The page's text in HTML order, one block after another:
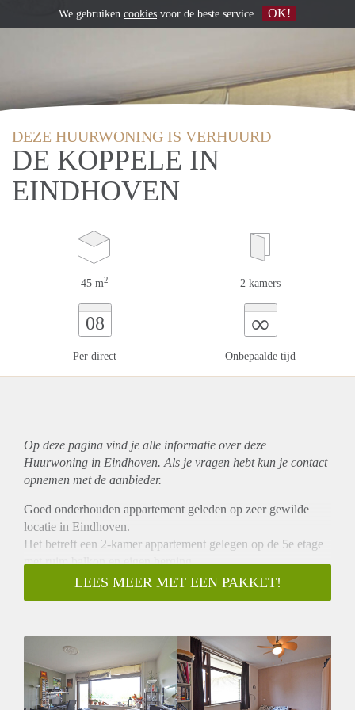
DEZE HUURWONING IS VERHUURD
DE KOPPELE IN
EINDHOVEN
45 m2 2 kamers
08
Per direct
∞
Onbepaalde tijd
Op deze pagina vind je alle informatie over deze
Huurwoning in Eindhoven. Als je vragen hebt kun je contact
opnemen met de aanbieder.
Goed onderhouden appartement geleden op zeer gewilde
locatie in Eindhoven.
Het betreft een 2-kamer appartement gelegen op de 5e etage
met ruim balkon en eigen berging.
Zeer gewilde ligging nabij alle gewenste voorzieningen en
direct bij aansluitingen op de rondweg en de snelwegen.
Centrale nette entree met brievenbussen, bellentableau en
videofooninstallatie toegang naar trapopgang, liften en de
eigen berging met elektra.
5e verdieping:
LEES MEER MET EEN PAKKET!
We gebruiken cookies voor de beste service OK!